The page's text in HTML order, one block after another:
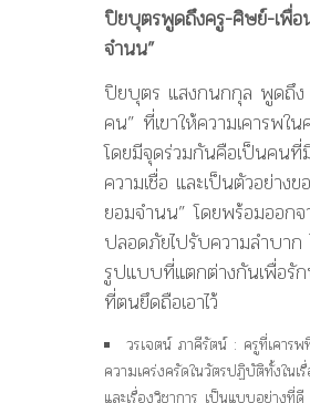
ปิยบุตรพูดถึงครู-ศิษย์-เพื่อ
จำนน”
ปิยบุตร แสงกนกกุล พูดถึง
คน” ที่เขาให้ความเคารพใ
โดยมีจุดร่วมกันคือเป็นคนที่
ความเชื่อ และเป็นตัวอย่างข
ยอมจำนน” โดยพร้อมออก
ปลอดภัยไปรับความลำบาก
รูปแบบที่แตกต่างกันเพื่อรั
ที่ตนยึดถือเอาไว้
วรเจตน์ ภาคีรัตน์ : ครูที่เคาร
ความเคร่งครัดในวัตรปฏิบัติทั้งในเ
และเรื่องวิชาการ เป็นแบบอย่างที่ดี